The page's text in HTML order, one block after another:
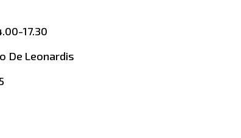
17.30
De Leonardis